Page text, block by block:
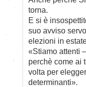
torna.
E si è
suo avviso
elezioni in
«Stiamo attenti
perchè come ai
volta per
determinanti».